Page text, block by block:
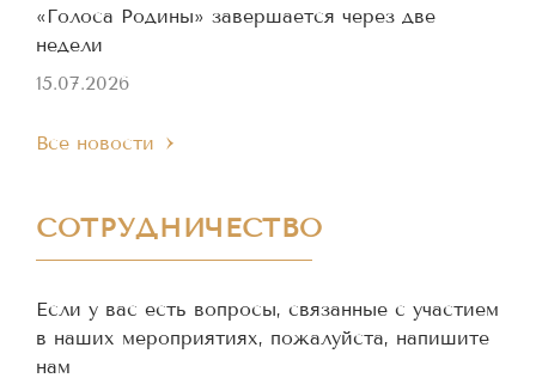
«Голоса Родины» завершается через две
недели
15.07.2026
Все новости
СОТРУДНИЧЕСТВО
Если у вас есть вопросы, связанные с участием
в наших мероприятиях, пожалуйста, напишите
нам